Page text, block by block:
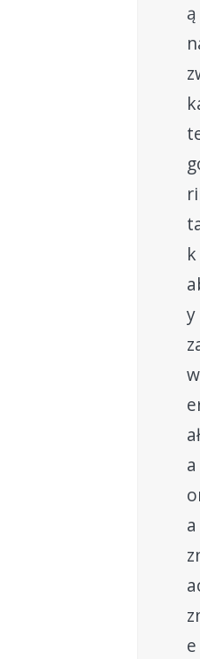
k
y
ał
a
a
e